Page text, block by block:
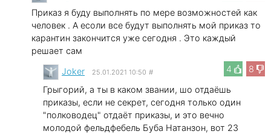
Приказ я буду выполнять по мере возможностей как
человек . А есоли все будут выполнять мой приказ то
карантин закончится уже сегодня . Это каждый
решает сам
4
8
Joker 25.01.2021 10:50 #
Грыгорий, а ты в каком звании, шо отдаёшь
приказы, если не секрет, сегодня только один
"полководец" отдаёт приказы, и это вечно
молодой фельдфебель Буба Натанзон, вот 23